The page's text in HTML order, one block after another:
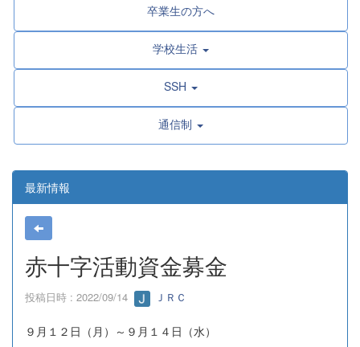
卒業生の方へ
学校生活
SSH
通信制
最新情報
赤十字活動資金募金
投稿日時 : 2022/09/14 ＪＲＣ
９月１２日（月）～９月１４日（水）